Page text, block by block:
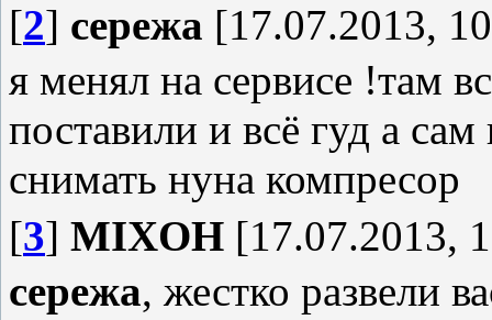
[2] сережа [17.07.2013,
я менял на сервисе !там
поставили и всё гуд а
снимать нуна компресор
[3] MIXOH [17.07.2013,
сережа, жестко развели